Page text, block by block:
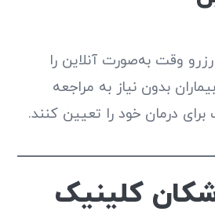
وقت به‌صورت آنلاین را
بدون نیاز به مراجعه
درمان خود را تعیین کنند.
کلینیک